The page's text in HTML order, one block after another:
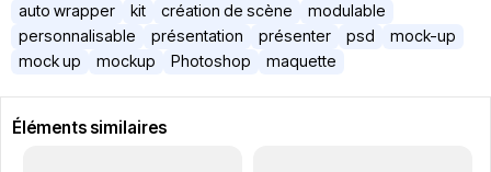
auto wrapper
kit création de scène
modulable
personnalisable
présentation présenter psd
mock-up
mock up
mockup Photoshop maquette
Éléments similaires